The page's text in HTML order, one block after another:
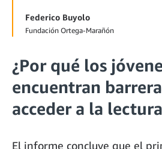
Federico Buyolo
Fundación Ortega-Marañón
¿Por qué los
encuentran
acceder a la
El informe concluye que el